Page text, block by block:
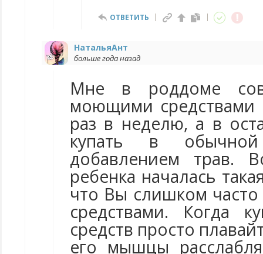
ОТВЕТИТЬ
НатальяАнт
больше года назад
Мне в роддоме
моющими
раз в неделю, а в
купать в
добавлением трав.
ребенка началась
что Вы слишком
средствами. Когда
средств просто
его мышцы